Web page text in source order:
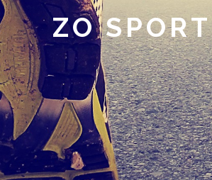
ZO SPORT